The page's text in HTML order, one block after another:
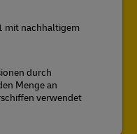
mit nachhaltigem
durch
Menge an
verwendet